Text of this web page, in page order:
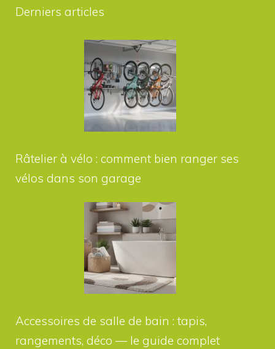
Derniers articles
Râtelier à vélo : comment bien ranger ses
vélos dans son garage
Accessoires de salle de bain : tapis,
rangements, déco — le guide complet